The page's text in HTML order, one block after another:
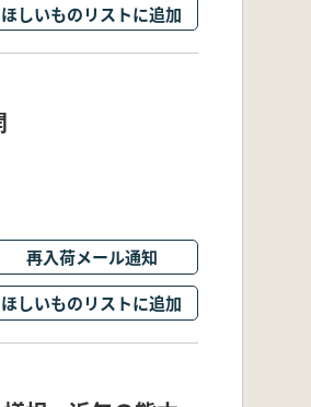
ほしいものリストに追加
再入荷メール通知
ほしいものリストに追加